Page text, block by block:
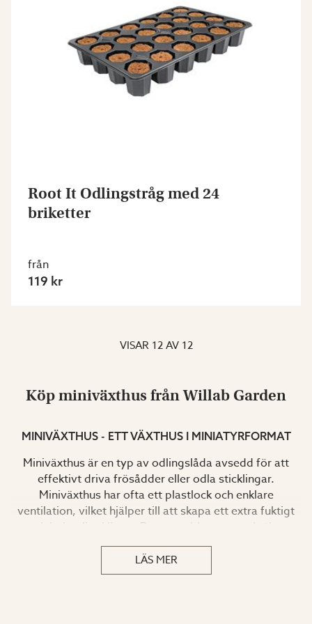
Root It Odlingstråg med 24
briketter
från
119 kr
VISAR 12 AV 12
Köp miniväxthus från Willab Garden
MINIVÄXTHUS - ETT VÄXTHUS I MINIATYRFORMAT
Miniväxthus är en typ av odlingslåda avsedd för att
effektivt driva frösådder eller odla sticklingar.
Miniväxthus har ofta ett plastlock och enklare
ventilation, vilket hjälper till att skapa ett extra fuktigt
och behagligt klimat. Detta snabbar upp och ökar
tillväxten för dina plantor, som kan omplanteras när de
blivit tåligare.
LÄS MER